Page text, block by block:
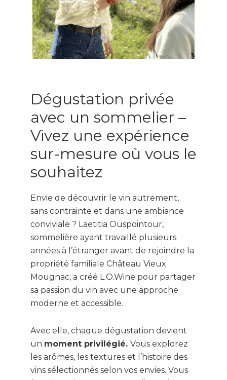
Dégustation privée
avec un sommelier –
Vivez une expérience
sur-mesure où vous le
souhaitez
Envie de découvrir le vin autrement,
sans contrainte et dans une ambiance
conviviale ? Laetitia Ouspointour,
sommelière ayant travaillé plusieurs
années à l’étranger avant de rejoindre la
propriété familiale Château Vieux
Mougnac, a créé L.O.Wine pour partager
sa passion du vin avec une approche
moderne et accessible.
Avec elle, chaque dégustation devient
un moment privilégié. Vous explorez
les arômes, les textures et l’histoire des
vins sélectionnés selon vos envies. Vous